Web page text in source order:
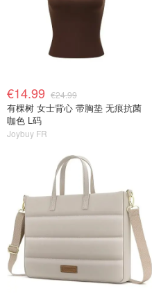
€14.99 €24.99
有棵树 女士背心 带胸垫 无痕抗菌
咖色 L码
Joybuy FR